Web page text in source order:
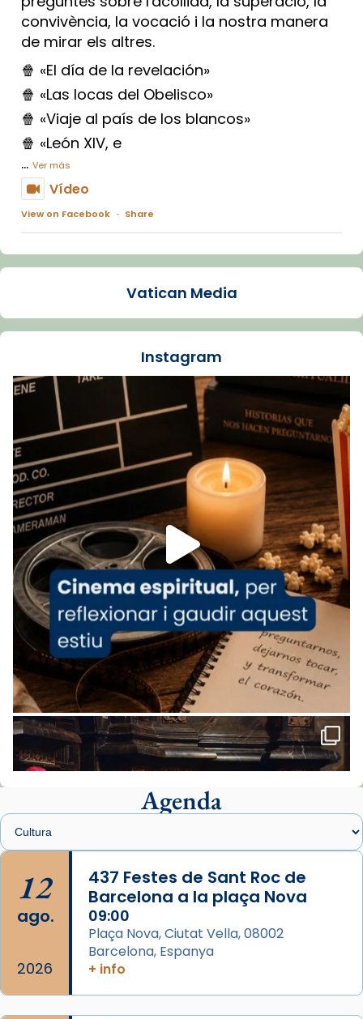
convivència, la vocació i la nostra manera
de mirar els altres.
🍿 «El día de la revelación»
🍿 «Las locas del Obelisco»
🍿 «Viaje al país de los blancos»
🍿 «León XIV, e
... Ver más
Vídeo
View on Facebook · Share
Arquebisbat de Barcelona
La Carmina va patir depressió. Fa gairebé
dos mesos, a l'Estadi Lluís Companys, la
Recupera l'entrevista comp
Vatican
tican News 👇
www.vaticannews.va/es/iglesia/news/2026-
07/carmina-historia-depresion-papa-viaje-
espana-testimoni...
Foto
View on Facebook · Share
Arquebisbat de Barcelona
2 weeks ago
«Avui les santes Juliana i Semproniana ens
ajuden a alçar la mirada»
Mons. Sergi Gordo, bisbe de Tortosa, ha
presidit aquest 27 de juliol la missa de Les
Santes de Mataró.
🔗tinyurl.com/cvu5jmbk
📸 J. Merino
de Barcelona.
2 weeks ago
Aquest dilluns, 27 de juliol, ha tingut lloc la
missa d’acció de gràcies en agraïment al
comitè organitzador de la visita apostòlica
col·laboradors, a la Catedral de Barcelona.
Vatican Media
Instagram
Agenda
12
ago.
2026
437 Festes de Sant Roc de
Barcelona a la plaça Nova
09:00
Plaça Nova, Ciutat Vella, 08002
Barcelona, Espanya
+ info